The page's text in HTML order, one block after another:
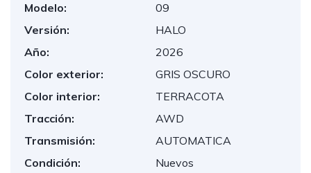
Modelo:
09
Versión:
HALO
Año:
2026
Color exterior:
GRIS OSCURO
Color interior:
TERRACOTA
Tracción:
AWD
Transmisión:
AUTOMATICA
Condición:
Nuevos